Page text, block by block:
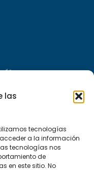
las
tecnologías
a la información
tecnologías nos
de
en este sitio. No